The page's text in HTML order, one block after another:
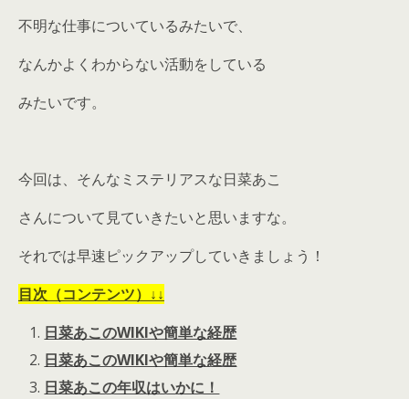
不明な仕事についているみたいで、
なんかよくわからない活動をしている
みたいです。
今回は、そんなミステリアスな日菜あこ
さんについて見ていきたいと思いますな。
それでは早速ピックアップしていきましょう！
目次（コンテンツ）↓↓
日菜あこのWIKIや簡単な経歴
日菜あこのWIKIや簡単な経歴
日菜あこの年収はいかに！